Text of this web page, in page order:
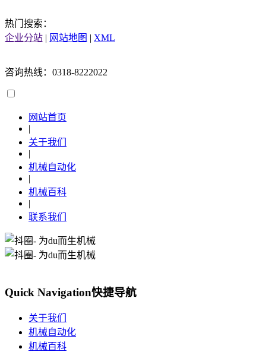
热门搜索：
企业分站 | 网站地图 | XML
咨询热线：0318-8222022
网站首页
|
关于我们
|
机械自动化
|
机械百科
|
联系我们
Quick Navigation快捷导航
关于我们
机械自动化
机械百科